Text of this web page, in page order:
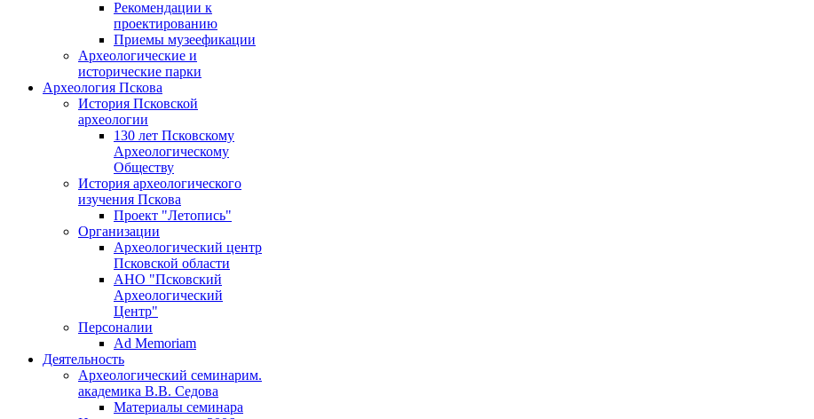
Рекомендации к
проектированию
Приемы музеефикации
Археологические и
исторические парки
Археология Пскова
История Псковской
археологии
130 лет Псковскому
Археологическому
Обществу
История археологического
изучения Пскова
Проект "Летопись"
Организации
Археологический центр
Псковской области
АНО "Псковский
Археологический
Центр"
Персоналии
Ad Memoriam
Деятельность
Археологический семинарим.
академика В.В. Седова
Материалы семинара